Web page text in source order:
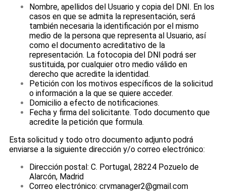
Nombre, apellidos del Usuario y copia del DNI. En los
casos en que se admita la representación, será
también necesaria la identificación por el mismo
medio de la persona que representa al Usuario, así
como el documento acreditativo de la
representación. La fotocopia del DNI podrá ser
sustituida, por cualquier otro medio válido en
derecho que acredite la identidad.
Petición con los motivos específicos de la solicitud
o información a la que se quiere acceder.
Domicilio a efecto de notificaciones.
Fecha y firma del solicitante. Todo documento que
acredite la petición que formula.
Esta solicitud y todo otro documento adjunto podrá
enviarse a la siguiente dirección y/o correo electrónico:
Dirección postal: C. Portugal, 28224 Pozuelo de
Alarcón, Madrid
Correo electrónico: crvmanager2@gmail.com